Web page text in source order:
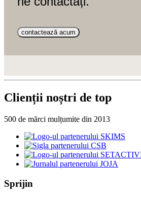
contactează acum
Clienții noștri de top
500 de mărci mulțumite din 2013
Sprijin